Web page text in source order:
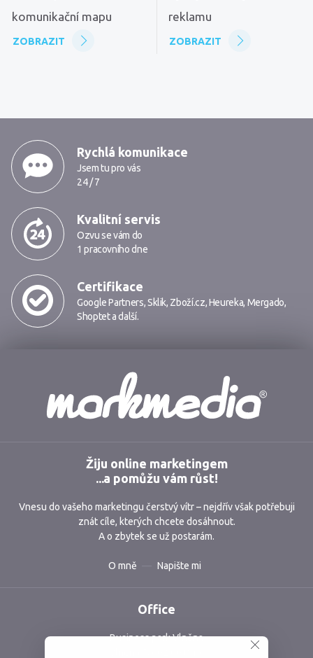
komunikační mapu
ZOBRAZIT
reklamu
ZOBRAZIT
MarkMedia
Rychlá komunikace
Jsem tu pro vás
24 / 7
Kvalitní servis
Ozvu se vám do
1 pracovního dne
Certifikace
Google Partners,Sklik, Zboží.cz,Heureka, Mergado,
Shopteta další.
Žiju online marketingem
...a pomůžu vám růst!
Vnesu do vašeho marketingu čerstvý vítr – nejdřív však potřebuji
znát cíle, kterých chcete dosáhnout.
A o zbytek se už postarám.
O mně Napište mi
Office
Business park Vlněna